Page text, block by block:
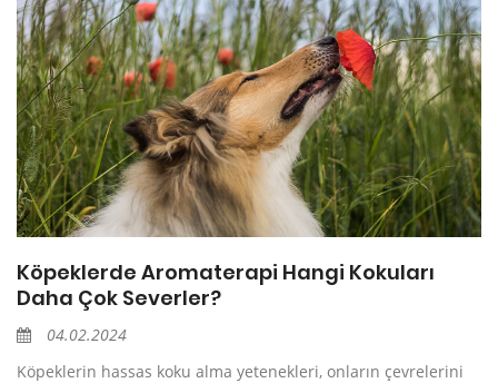
Köpeklerde Aromaterapi Hangi Kokuları
Daha Çok Severler?
04.02.2024
Köpeklerin hassas koku alma yetenekleri, onların çevrelerini